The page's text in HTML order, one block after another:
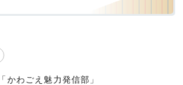
かわごえ魅力発信部」